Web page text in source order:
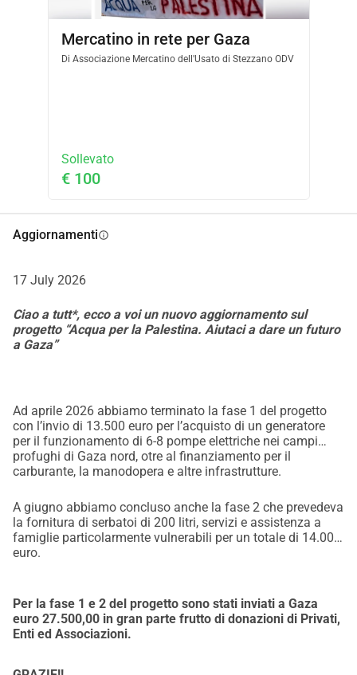
inviati con bonifico bancario al conto dell'Associazione AL-
Taghreed e utilizzati per l'acquisto delle attrezzature
indicate nel progetto e per la mano d'opera locale.
chiediamo il contributo di tutti coloro che vorranno aiutare
la popolazione di Gaza a sopravvivere e ad avere un futuro.
Mercatino in rete per Gaza
Di Associazione Mercatino dell'Usato di Stezzano ODV
Sollevato
€ 100
Aggiornamentiinfo
17 July 2026
Ciao a tutt*, ecco a voi un nuovo aggiornamento sul
progetto “Acqua per la Palestina. Aiutaci a dare un futuro
a Gaza”
Ad aprile 2026 abbiamo terminato la fase 1 del progetto
con l’invio di 13.500 euro per l’acquisto di un generatore
per il funzionamento di 6-8 pompe elettriche nei campi
profughi di Gaza nord, otre al finanziamento per il
carburante, la manodopera e altre infrastrutture.
A giugno abbiamo concluso anche la fase 2 che prevedeva
la fornitura di serbatoi di 200 litri, servizi e assistenza a
famiglie particolarmente vulnerabili per un totale di 14.000
euro.
Per la fase 1 e 2 del progetto sono stati inviati a Gaza
euro 27.500,00 in gran parte frutto di donazioni di Privati,
Enti ed Associazioni.